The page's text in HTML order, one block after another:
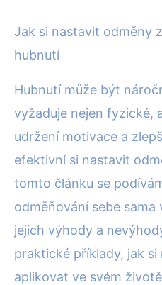
Hubnutí a diety
Zhubněte
stanovit
cíle!
23. 6. 2025· 4 min čtení ·
Jak si nastavit odměny
hubnutí
Hubnutí může být
vyžaduje nejen fyzické,
udržení motivace a
efektivní si nastavit
tomto článku se
odměňování sebe sama
jejich výhody a
praktické příklady, jak
aplikovat ve svém